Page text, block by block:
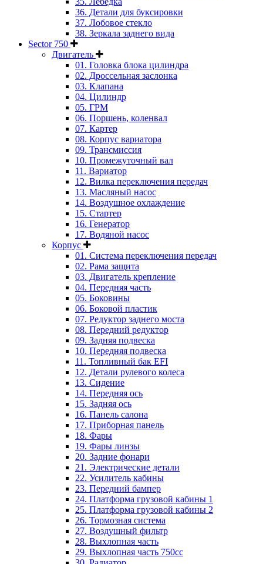
36. Детали для буксировки
37. Лобовое стекло
38. Зеркала заднего вида
Sector 750
Двигатель
01. Головка блока цилиндра
02. Дроссельная заслонка
03. Клапана
04. Цилиндр
05. ГРМ
06. Поршень, коленвал
07. Картер
08. Корпус вариатора
09. Трансмиссия
10. Промежуточный вал
11. Вариатор
12. Вилка переключения передач
13. Масляный насос
14. Воздушное охлаждение
15. Стартер
16. Генератор
17. Водяной насос
Корпус
01. Система переключения передач
02. Рама защита
03. Двигатель крепление
04. Передняя часть
05. Боковины
06. Боковой пластик
07. Редуктор заднего моста
08. Передний редуктор
09. Задняя подвеска
10. Передняя подвеска
11. Топливный бак EFI
12. Детали рулевого колеса
13. Сидение
14. Передняя ось
15. Задняя ось
16. Панель салона
17. Приборная панель
18. Фары
19. Фары линзы
20. Задние фонари
21. Электрические детали
22. Усилитель кабины
23. Передний бампер
24. Платформа грузовой кабины 1
25. Платформа грузовой кабины 2
26. Тормозная система
27. Воздушный фильтр
28. Выхлопная часть
29. Выхлопная часть 750cc